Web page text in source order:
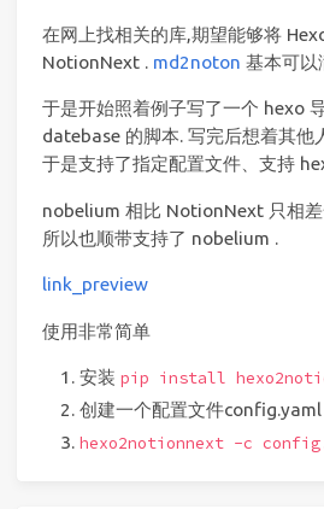
在网上找相关的库,期望能够将
NotionNext . md2noton 基本可以
于是开始照着例子写了一个 hexo
datebase 的脚本. 写完后想着其他
于是支持了指定配置文件、支持
nobelium 相比 NotionNext 只相
所以也顺带支持了 nobelium .
link_preview
使用非常简单
安装 pip install
创建一个配置文件
hexo2notionnext -c